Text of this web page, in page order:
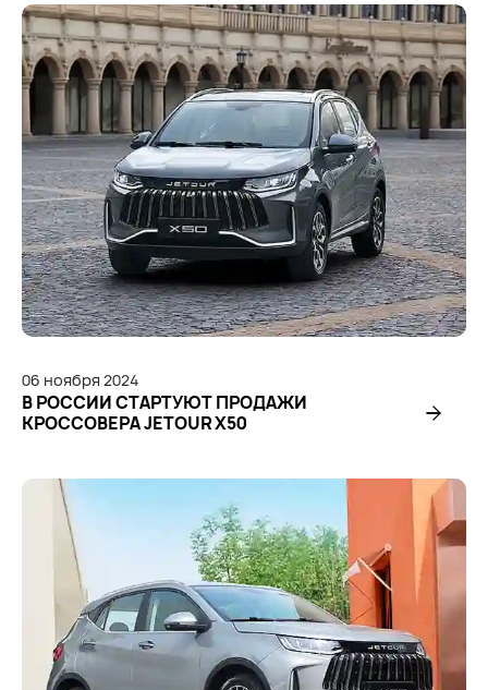
06 ноября2024
В РОССИИ СТАРТУЮТ ПРОДАЖИ
КРОССОВЕРА JETOUR X50